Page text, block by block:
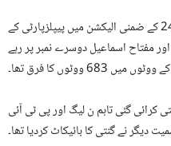
واضح رہےکہ 29 اپریل کو این اے 249 کے ضمنی الیکشن میں پیپلزپارٹی کے
مفتاح اسماعیل دوسرے نمبر پر رہے
ووٹوں کا فرق تھا۔
کرائی گئی تاہم ن لیگ اور پی ٹی آئی
دیگر نے گنتی کا بائیکاٹ کردیا تھا۔